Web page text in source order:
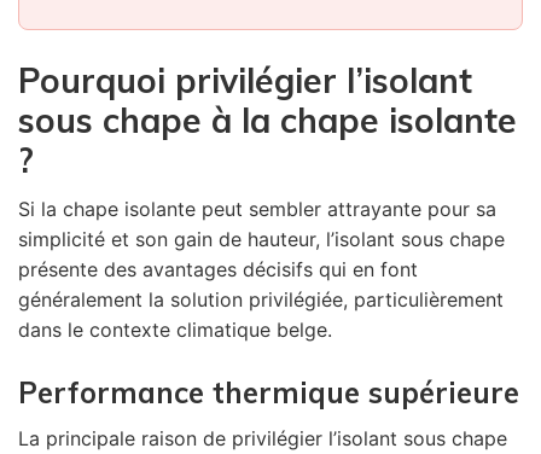
Pourquoi privilégier l’isolant
sous chape à la chape isolante
?
Si la chape isolante peut sembler attrayante pour sa
simplicité et son gain de hauteur, l’isolant sous chape
présente des avantages décisifs qui en font
généralement la solution privilégiée, particulièrement
dans le contexte climatique belge.
Performance thermique supérieure
La principale raison de privilégier l’isolant sous chape